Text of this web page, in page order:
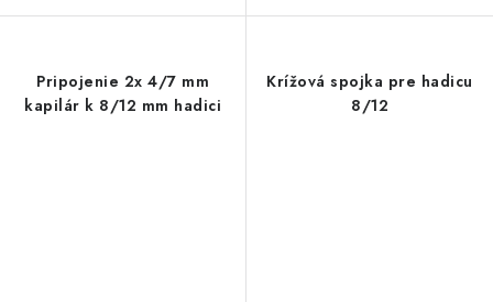
Pripojenie 2x 4/7 mm
kapilár k 8/12 mm hadici
Krížová spojka pre hadicu
8/12